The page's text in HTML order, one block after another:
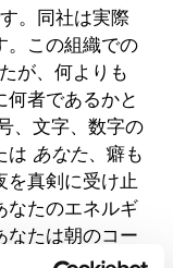
。同社は実際
。この組織での
が、何よりも
者であるかと
、文字、数字の
は あなた、癖も
を真剣に受け止
なたのエネルギ
なたは朝のコー
に小さな傘を入